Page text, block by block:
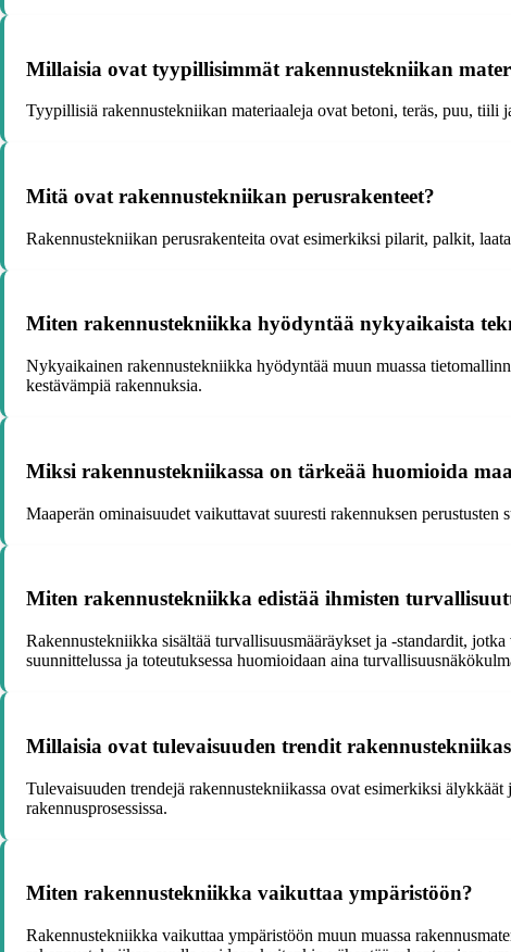
Millaisia ovat tyypillisimmät rakennustekniikan
Tyypillisiä rakennustekniikan materiaaleja ovat betoni, teräs, puu, tiili
Mitä ovat rakennustekniikan perusrakenteet?
Rakennustekniikan perusrakenteita ovat esimerkiksi pilarit, palkit,
Miten rakennustekniikka hyödyntää nykyaikaista
Nykyaikainen rakennustekniikka hyödyntää muun muassa
kestävämpiä rakennuksia.
Miksi rakennustekniikassa on tärkeää huomioida
Maaperän ominaisuudet vaikuttavat suuresti rakennuksen
Miten rakennustekniikka edistää ihmisten
Rakennustekniikka sisältää turvallisuusmääräykset ja -standardit,
suunnittelussa ja toteutuksessa huomioidaan aina
Millaisia ovat tulevaisuuden trendit
Tulevaisuuden trendejä rakennustekniikassa ovat esimerkiksi
rakennusprosessissa.
Miten rakennustekniikka vaikuttaa ympäristöön?
Rakennustekniikka vaikuttaa ympäristöön muun muassa